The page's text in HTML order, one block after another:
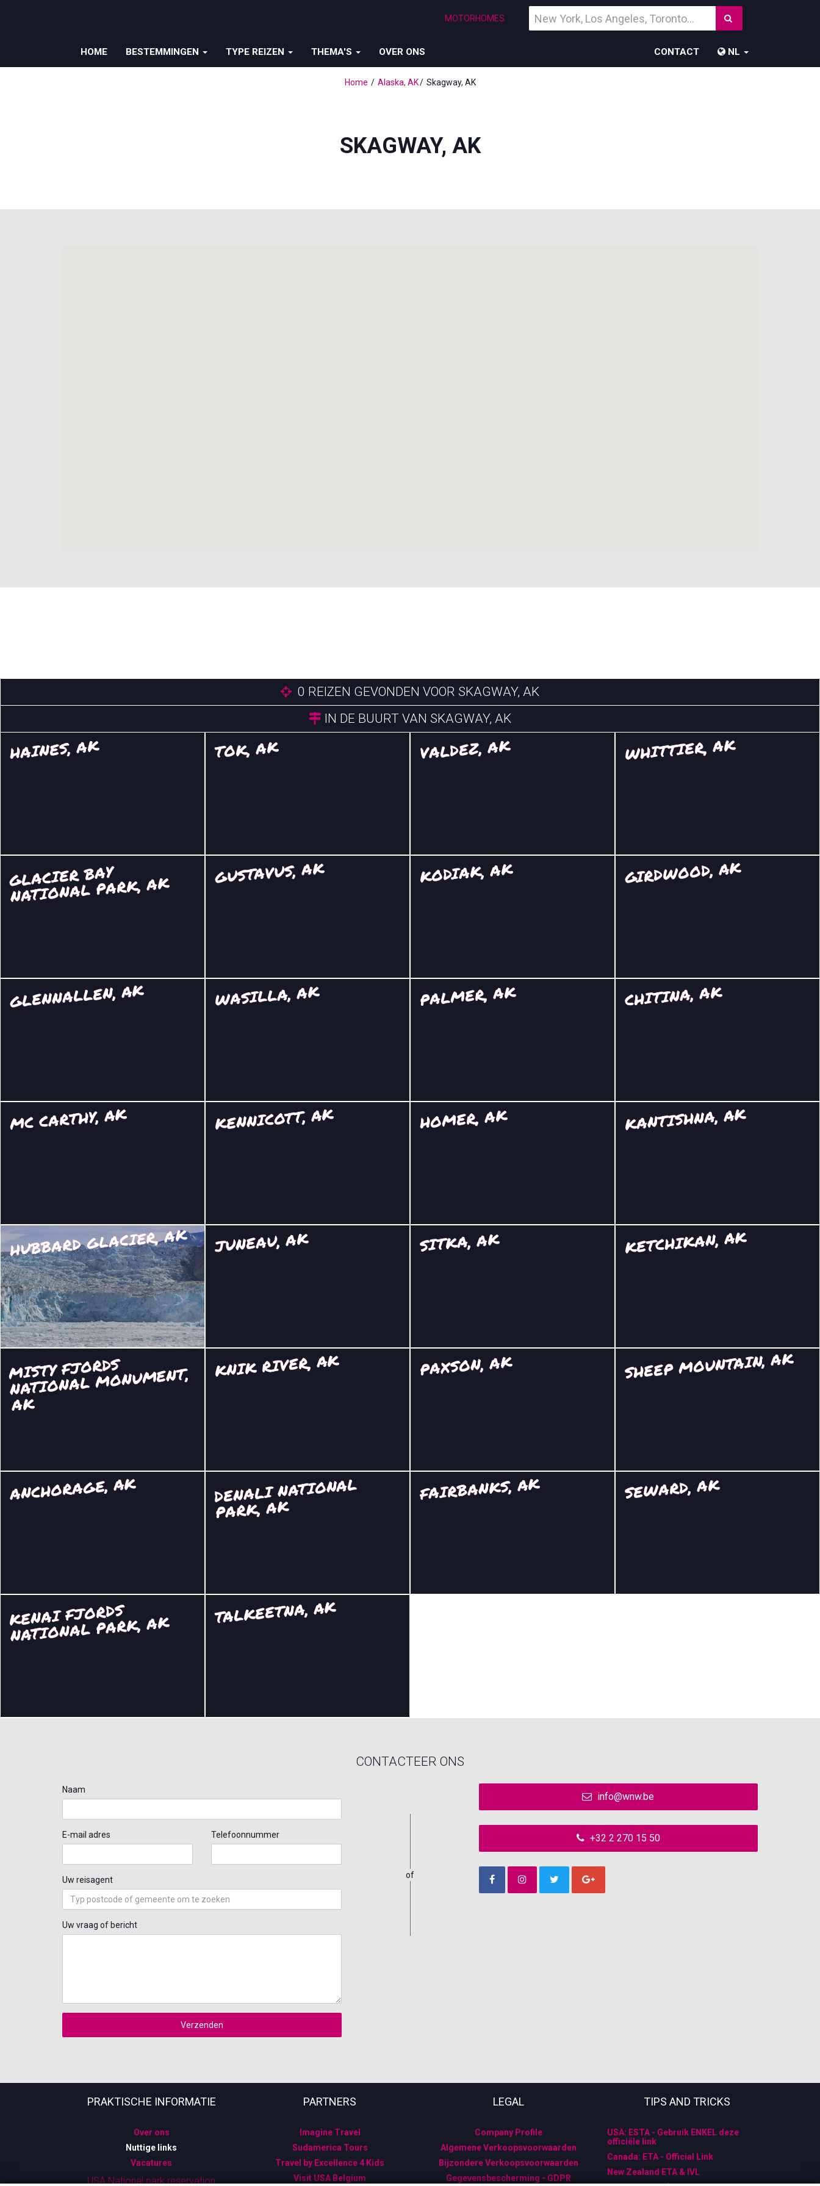
MOTORHOMES
een
HOME BESTEMMINGEN TYPE REIZEN THEMA'S OVER ONS CONTACT NL
Home Alaska, AK Skagway, AK
SKAGWAY, AK
0 REIZEN GEVONDEN VOOR SKAGWAY, AK
IN DE BUURT VAN SKAGWAY, AK
HAINES, AK TOK, AK VALDEZ, AK WHITTIER, AK
GLACIER BAY
NATIONAL PARK, AK GUSTAVUS, AK KODIAK, AK GIRDWOOD, AK
GLENNALLEN, AK WASILLA, AK PALMER, AK CHITINA, AK
MC CARTHY, AK KENNICOTT, AK HOMER, AK KANTISHNA, AK
HUBBARD GLACIER, AK JUNEAU, AK SITKA, AK KETCHIKAN, AK
MISTY FJORDS
NATIONAL
MONU
MENT,
AK
KNIK RIVER, AK PAXSON, AK SHEEP MOUNTAIN, AK
ANCHORAGE, AK DENALI NATIONAL
PARK, AK
FAIRBANKS, AK SEWARD, AK
KENAI FJORDS
NATIONAL PARK, AK TALKEETNA, AK
CONTACTEER ONS
Naam
E-mail adres Telefoonnummer
Uw reisagent
Uw vraag of bericht
Verzenden
of
info@wnw.be
+32 2 270 15 50
PRAKTISCHE INFORMATIE PARTNERS LEGAL TIPS AND TRICKS
Over ons
Nuttige links
Vacatures
USA National park reservation
Imagine Travel
Sudamerica Tours
Travel by Excellence 4 Kids
Visit USA Belgium
Company Profile
Algemene Verkoopsvoorwaarden
Bijzondere Verkoopsvoorwaarden
Gegevensbescherming - GDPR
USA: ESTA - Gebruik ENKEL deze
officiële link
Canada: ETA - Official Link
New Zealand ETA & IVL